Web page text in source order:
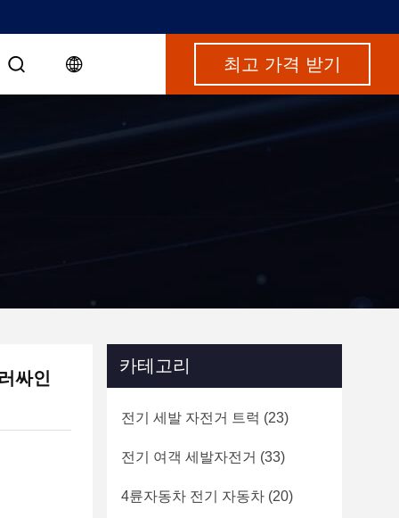
최고 가격 받기
싸인
카테고리
전기 세발 자전거 트럭 (23)
전기 여객 세발자전거 (33)
4륜자동차 전기 자동차 (20)